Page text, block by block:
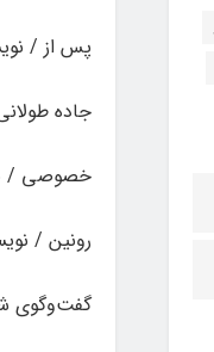
پس از /
جاده
خصوصی /
رونین /
گفت‌وگوی